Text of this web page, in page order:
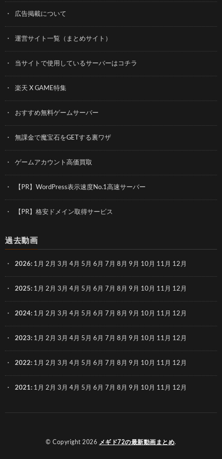
広告掲載について
運営サイト一覧（まとめサイト）
当サイトで使用しているサーバーはコチラ
楽天 X GAME特集
おすすめ無料ゲームサーバー
無課金で魔宝石をGETする裏ワザ
ゲームアカウント高価買取
【PR】WordPress表示速度No.1高速サーバー
【PR】格安ドメイン取得サービス
過去動画
2026: 1月 2月 3月 4月 5月 6月 7月 8月 9月 10月 11月 12月
2025: 1月 2月 3月 4月 5月 6月 7月 8月 9月 10月 11月 12月
2024: 1月 2月 3月 4月 5月 6月 7月 8月 9月 10月 11月 12月
2023: 1月 2月 3月 4月 5月 6月 7月 8月 9月 10月 11月 12月
2022: 1月 2月 3月 4月 5月 6月 7月 8月 9月 10月 11月 12月
2021: 1月 2月 3月 4月 5月 6月 7月 8月 9月 10月 11月 12月
© Copyright 2026 メギド72の最新動画まとめ.